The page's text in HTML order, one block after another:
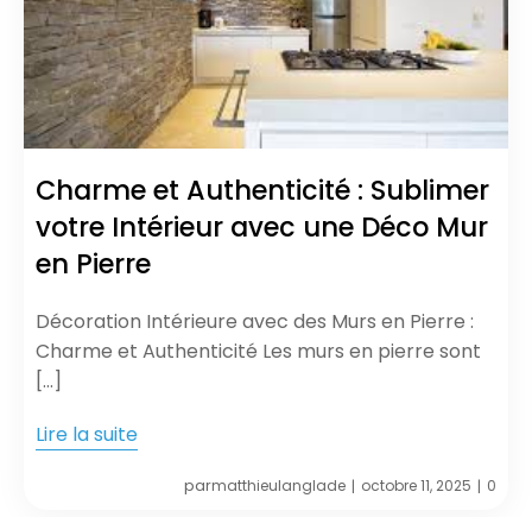
Charme et Authenticité : Sublimer
votre Intérieur avec une Déco Mur
en Pierre
Décoration Intérieure avec des Murs en Pierre :
Charme et Authenticité Les murs en pierre sont
[…]
Lire la suite
parmatthieulanglade | octobre 11, 2025 | 0